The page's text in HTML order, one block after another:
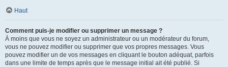
Haut
Comment puis-je modifier ou supprimer un message ?
À moins que vous ne soyez un administrateur ou un modérateur du forum,
vous ne pouvez modifier ou supprimer que vos propres messages. Vous
pouvez modifier un de vos messages en cliquant le bouton adéquat, parfois
dans une limite de temps après que le message initial ait été publié. Si